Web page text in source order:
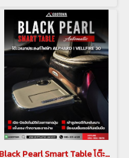
Black Pearl Smart Table โต๊ะอเนกประสงค์ไฟฟ้า พร้อมเบาะพักเท้า black pearl สำหรับ Alphard Vellfire 30